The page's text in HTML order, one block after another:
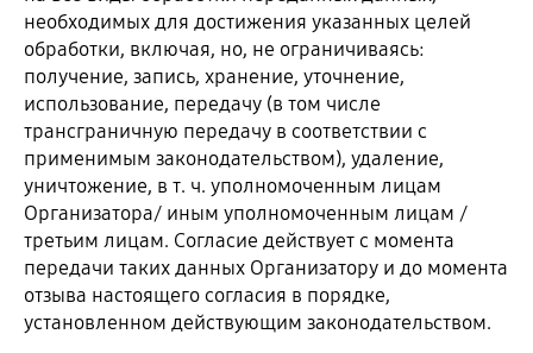
необходимых для достижения указанных целей
обработки, включая, но, не ограничиваясь:
получение, запись, хранение, уточнение,
использование, передачу (в том числе
трансграничную передачу в соответствии с
применимым законодательством), удаление,
уничтожение, в т. ч. уполномоченным лицам
Организатора/ иным уполномоченным лицам /
третьим лицам. Согласие действует с момента
передачи таких данных Организатору и до момента
отзыва настоящего согласия в порядке,
установленном действующим законодательством.